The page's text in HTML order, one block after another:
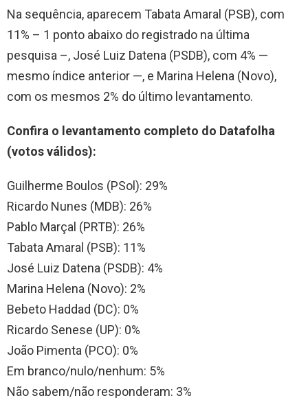
Na sequência, aparecem Tabata Amaral (PSB), com
11% – 1 ponto abaixo do registrado na última
pesquisa –, José Luiz Datena (PSDB), com 4% —
mesmo índice anterior —, e Marina Helena (Novo),
com os mesmos 2% do último levantamento.
Confira o levantamento completo do Datafolha
(votos válidos):
Guilherme Boulos (PSol): 29%
Ricardo Nunes (MDB): 26%
Pablo Marçal (PRTB): 26%
Tabata Amaral (PSB): 11%
José Luiz Datena (PSDB): 4%
Marina Helena (Novo): 2%
Bebeto Haddad (DC): 0%
Ricardo Senese (UP): 0%
João Pimenta (PCO): 0%
Em branco/nulo/nenhum: 5%
Não sabem/não responderam: 3%